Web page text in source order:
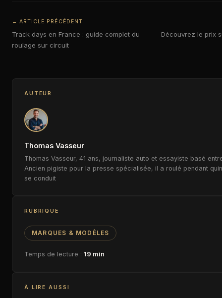
← ARTICLE PRÉCÉDENT
Track days en France : guide complet du
roulage sur circuit
Découvrez le prix
AUTEUR
Thomas Vasseur
Thomas Vasseur, 41 ans, journaliste auto et essayiste basé
Ancien pigiste pour la presse spécialisée, il a roulé pendant
se conduit
RUBRIQUE
MARQUES & MODÈLES
Temps de lecture : 19 min
À LIRE AUSSI